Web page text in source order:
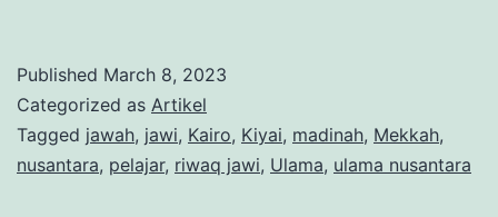
Jawi:
Hunian
Muslim
Published March 8, 2023
Categorized as Artikel
Tagged jawah, jawi, Kairo, Kiyai, madinah, Mekkah,
nusantara, pelajar, riwaq jawi, Ulama, ulama nusantara